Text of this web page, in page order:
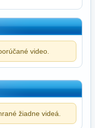
video.
žiadne videá.